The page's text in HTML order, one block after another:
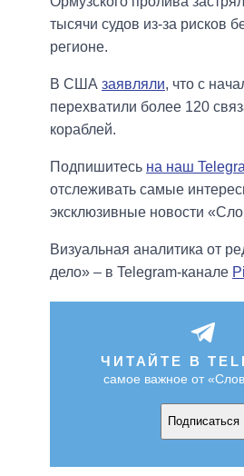
тысячи судов из-за рисков
регионе.
В США заявляли, что с
перехватили более 120
кораблей.
Подпишитесь на наш
отслеживать самые
эксклюзивные новости
Визуальная аналитика от
дело» – в Telegram-канале
ЧИТАЙТЕ В
самое важное от
Подписаться